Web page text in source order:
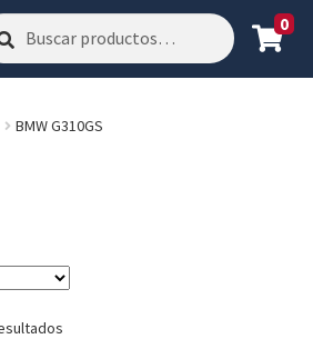
0
BMW G310GS